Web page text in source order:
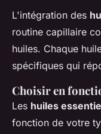
L'intégration des
routine capillaire
huiles. Chaque
spécifiques qui
Choisir en
Les huiles
fonction de votre